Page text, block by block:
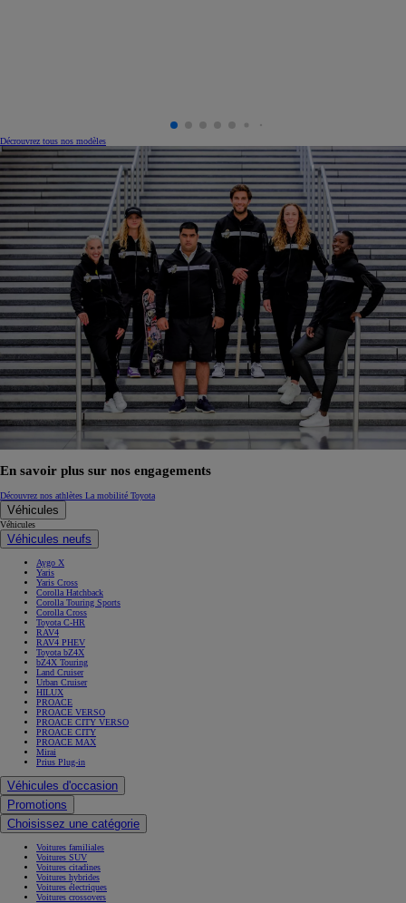
Décrouvrez tous nos modèles
En savoir plus sur nos engagements
Découvrez nos athlètes La mobilité Toyota
Véhicules
Véhicules
Véhicules neufs
Aygo X
Yaris
Yaris Cross
Corolla Hatchback
Corolla Touring Sports
Corolla Cross
Toyota C-HR
RAV4
RAV4 PHEV
Toyota bZ4X
bZ4X Touring
Land Cruiser
Urban Cruiser
HILUX
PROACE
PROACE VERSO
PROACE CITY VERSO
PROACE CITY
PROACE MAX
Mirai
Prius Plug-in
Véhicules d'occasion
Promotions
Choisissez une catégorie
Voitures familiales
Voitures SUV
Voitures citadines
Voitures hybrides
Voitures électriques
Voitures crossovers